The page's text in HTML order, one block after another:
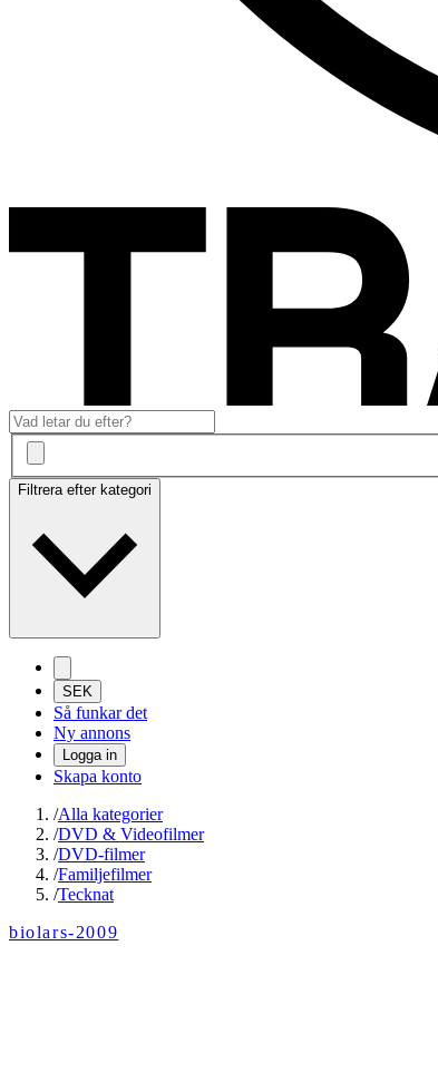
Filtrera efter kategori
SEK
Så funkar det
Ny annons
Logga in
Skapa konto
/Alla kategorier
/DVD & Videofilmer
/DVD-filmer
/Familjefilmer
/Tecknat
biolars-2009